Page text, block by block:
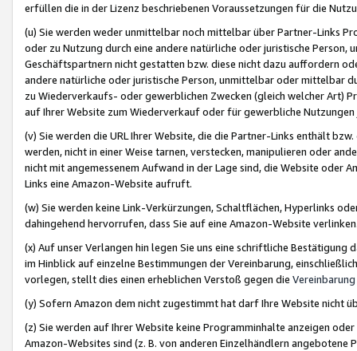
erfüllen die in der Lizenz beschriebenen Voraussetzungen für die
(u) Sie werden weder unmittelbar noch mittelbar über Partner-Links
oder zu Nutzung durch eine andere natürliche oder juristische
Geschäftspartnern nicht gestatten bzw. diese nicht dazu auffordern
andere natürliche oder juristische Person, unmittelbar oder mittelbar
zu Wiederverkaufs- oder gewerblichen Zwecken (gleich welcher Art)
auf Ihrer Website zum Wiederverkauf oder für gewerbliche
(v) Sie werden die URL Ihrer Website, die die Partner-Links enthält
werden, nicht in einer Weise tarnen, verstecken, manipulieren oder
nicht mit angemessenem Aufwand in der Lage sind, die Website oder
Links eine Amazon-Website aufruft.
(w) Sie werden keine Link-Verkürzungen, Schaltflächen, Hyperlinks
dahingehend hervorrufen, dass Sie auf eine Amazon-Website
(x) Auf unser Verlangen hin legen Sie uns eine schriftliche
im Hinblick auf einzelne Bestimmungen der Vereinbarung,
vorlegen, stellt dies einen erheblichen Verstoß gegen die Vereinbarung
(y) Sofern Amazon dem nicht zugestimmt hat darf Ihre Website nicht
(z) Sie werden auf Ihrer Website keine Programminhalte anzeigen
Amazon-Websites sind (z. B. von anderen Einzelhändlern